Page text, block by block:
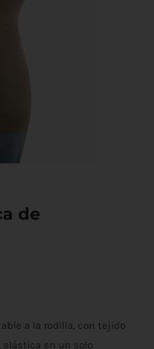
de
a la rodilla, con tejido
en un solo